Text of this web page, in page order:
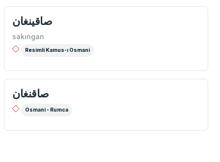
صاقینغان
sakıngan
Resimli Kamus-ı Osmani
صاقنغان
Osmani - Rumca